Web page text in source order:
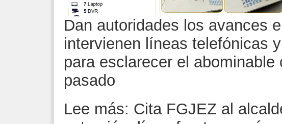
Dan autoridades los avances
intervienen líneas telefónicas
para esclarecer el abominable
pasado
Lee más: Cita FGJEZ al